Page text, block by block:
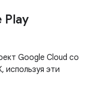
Play
Google Cloud со
используя эти